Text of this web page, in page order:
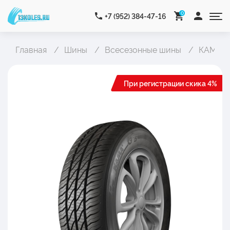
+7 (952) 384-47-16 0
Главная Шины Всесезонные шины КАМА
При регистрации скика 4%